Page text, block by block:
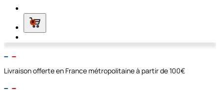
0
Livraison offerte en France métropolitaine à partir de 100€